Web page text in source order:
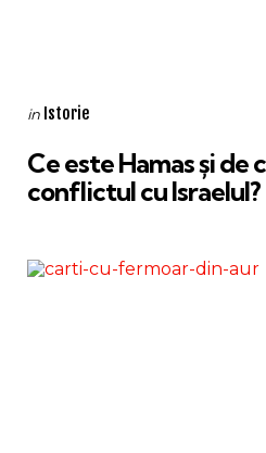
Categories
Posted
in Istorie
Ce este Hamas și de
conflictul cu Israelul?